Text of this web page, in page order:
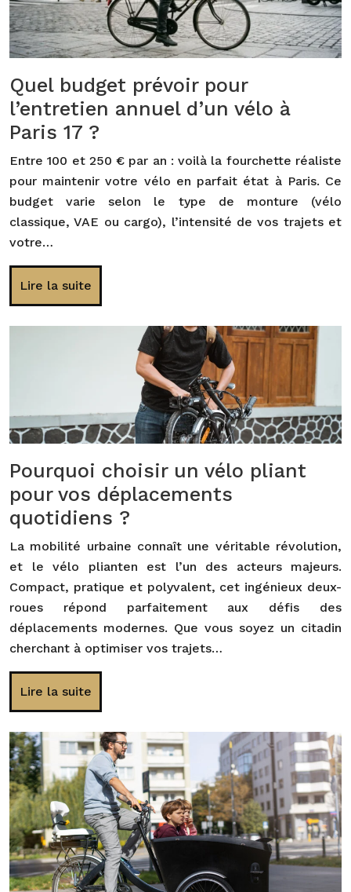
Quel budget prévoir pour
l’entretien annuel d’un vélo à
Paris 17 ?
Entre 100 et 250 € par an : voilà la fourchette réaliste
pour maintenir votre vélo en parfait état à Paris. Ce
budget varie selon le type de monture (vélo
classique, VAE ou cargo), l’intensité de vos trajets et
votre…
Lire la suite
Pourquoi choisir un vélo pliant
pour vos déplacements
quotidiens ?
La mobilité urbaine connaît une véritable révolution,
et le vélo plianten est l’un des acteurs majeurs.
Compact, pratique et polyvalent, cet ingénieux deux-
roues répond parfaitement aux défis des
déplacements modernes. Que vous soyez un citadin
cherchant à optimiser vos trajets…
Lire la suite